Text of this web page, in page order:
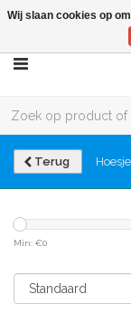
Terug
Min: €0
Wij slaan cookies op